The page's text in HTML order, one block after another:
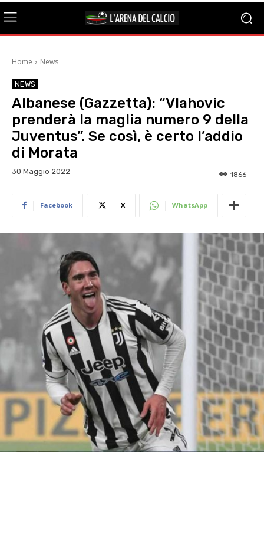
Home News
NEWS
Albanese (Gazzetta): “Vlahovic
prenderà la maglia numero 9 della
Juventus”. Se così, è certo l’addio
di Morata
30 Maggio 2022 1866
Facebook X WhatsApp